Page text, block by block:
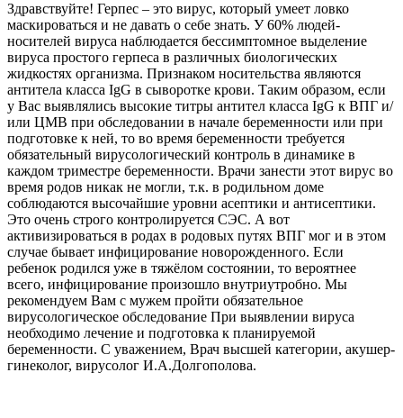
Здравствуйте! Герпес – это вирус, который умеет ловко
маскироваться и не давать о себе знать. У 60% людей-
носителей вируса наблюдается бессимптомное выделение
вируса простого герпеса в различных биологических
жидкостях организма. Признаком носительства являются
антитела класса IgG в сыворотке крови. Таким образом, если
у Вас выявлялись высокие титры антител класса IgG к ВПГ и/
или ЦМВ при обследовании в начале беременности или при
подготовке к ней, то во время беременности требуется
обязательный вирусологический контроль в динамике в
каждом триместре беременности. Врачи занести этот вирус во
время родов никак не могли, т.к. в родильном доме
соблюдаются высочайшие уровни асептики и антисептики.
Это очень строго контролируется СЭС. А вот
активизироваться в родах в родовых путях ВПГ мог и в этом
случае бывает инфицирование новорожденного. Если
ребенок родился уже в тяжёлом состоянии, то вероятнее
всего, инфицирование произошло внутриутробно. Мы
рекомендуем Вам с мужем пройти обязательное
вирусологическое обследование При выявлении вируса
необходимо лечение и подготовка к планируемой
беременности. С уважением, Врач высшей категории, акушер-
гинеколог, вирусолог И.А.Долгополова.